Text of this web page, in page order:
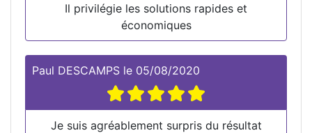
Il privilégie les solutions rapides et
économiques
Paul DESCAMPS le 05/08/2020
Je suis agréablement surpris du résultat